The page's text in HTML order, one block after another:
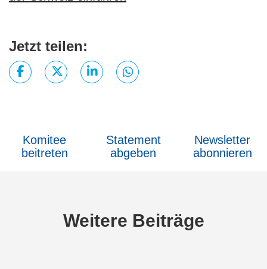
Jetzt teilen:
Komitee
beitreten
Statement
abgeben
Newsletter
abonnieren
Weitere Beiträge